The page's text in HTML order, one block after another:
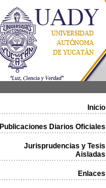
Inicio
Publicaciones Diarios Oficiales
Jurisprudencias y Tesis
Aisladas
Enlaces